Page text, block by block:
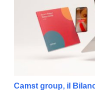
Camst group, il